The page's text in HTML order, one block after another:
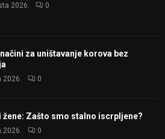
2026. 0
za uništavanje korova bez
2026. 0
žene: Zašto smo stalno iscrpljene?
2026. 0